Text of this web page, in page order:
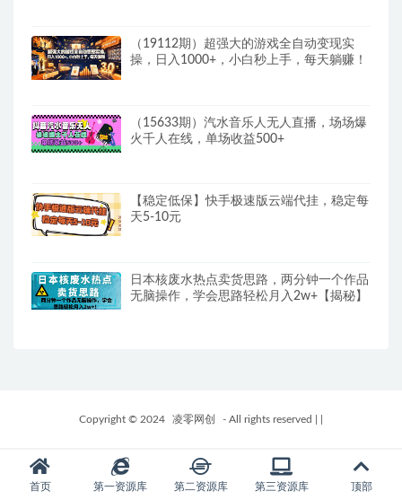
（19112期）超强大的游戏全自动变现实
操，日入1000+，小白秒上手，每天躺赚！
（15633期）汽水音乐人无人直播，场场爆
火千人在线，单场收益500+
【稳定低保】快手极速版云端代挂，稳定每
天5-10元
日本核废水热点卖货思路，两分钟一个作品
无脑操作，学会思路轻松月入2w+【揭秘】
Copyright © 2024 凌零网创 - All rights reserved
首页 第一资源库 第二资源库 第三资源库 顶部